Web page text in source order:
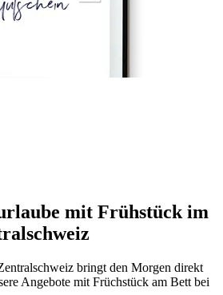
mit Frühstück im
bringt den Morgen direkt
Angebote mit Früchstück am Bett bei